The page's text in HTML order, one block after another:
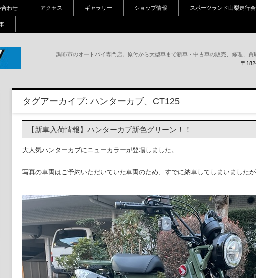
、
調布市のオートバイ専門店。原付から大型車まで新車・中古車の販売、修理、買
〒
合わせ アクセス ギャラリー ショップ情報 スポーツランド山梨走行
タグアーカイブ: ハンターカブ、CT125
【新車入荷情報】ハンターカブ新色グリーン！！
大人気ハンターカブにニューカラーが登場しました。
写真の車両はご予約いただいていた車両のため、すでに納車してしまいましたが